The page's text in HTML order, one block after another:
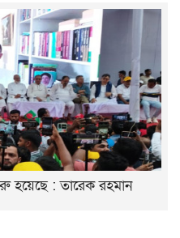
হয়েছে : তারেক রহমান